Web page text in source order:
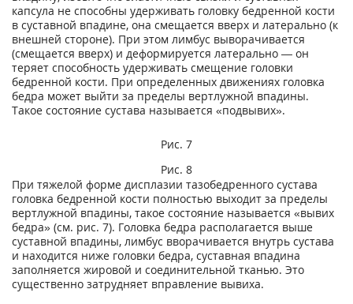
капсула не способны удерживать головку бедренной кости
в суставной впадине, она смещается вверх и латерально (к
внешней стороне). При этом лимбус выворачивается
(смещается вверх) и деформируется латерально — он
теряет способность удерживать смещение головки
бедренной кости. При определенных движениях головка
бедра может выйти за пределы вертлужной впадины.
Такое состояние сустава называется «подвывих».
Рис. 7
Рис. 8
При тяжелой форме дисплазии тазобедренного сустава
головка бедренной кости полностью выходит за пределы
вертлужной впадины, такое состояние называется «вывих
бедра» (см. рис. 7). Головка бедра располагается выше
суставной впадины, лимбус вворачивается внутрь сустава
и находится ниже головки бедра, суставная впадина
заполняется жировой и соединительной тканью. Это
существенно затрудняет вправление вывиха.